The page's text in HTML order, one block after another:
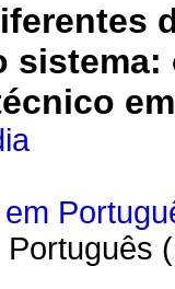
Português